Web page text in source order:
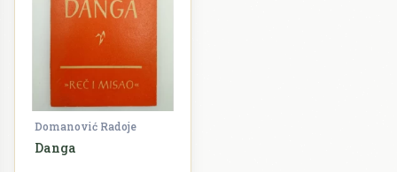
Domanović Radoje
Danga